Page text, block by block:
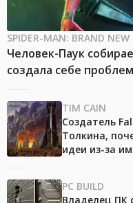
SPIDER-MAN: BRAND NEW
Человек-Паук
создала себе
TIM CAIN
Создатель
Толкина,
идеи из-за
PC BUILD
Владелец ПК